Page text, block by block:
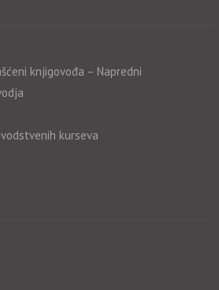
knjigovođa – Napredni
kurseva